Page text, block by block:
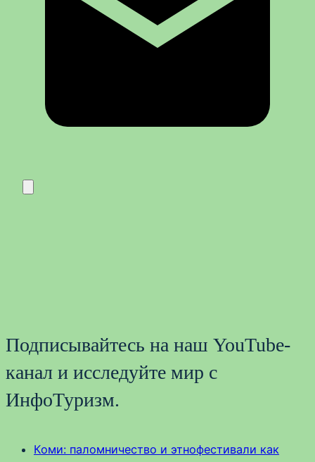
Подписывайтесь на наш YouTube-
канал и исследуйте мир с
ИнфоТуризм.
Коми: паломничество и этнофестивали как